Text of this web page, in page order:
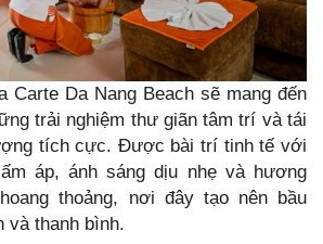
Carte Da Nang Beach sẽ mang đến
trải nghiệm thư giãn tâm trí và tái
tích cực. Được bài trí tinh tế với
áp, ánh sáng dịu nhẹ và hương
thoảng, nơi đây tạo nên bầu
và thanh bình.